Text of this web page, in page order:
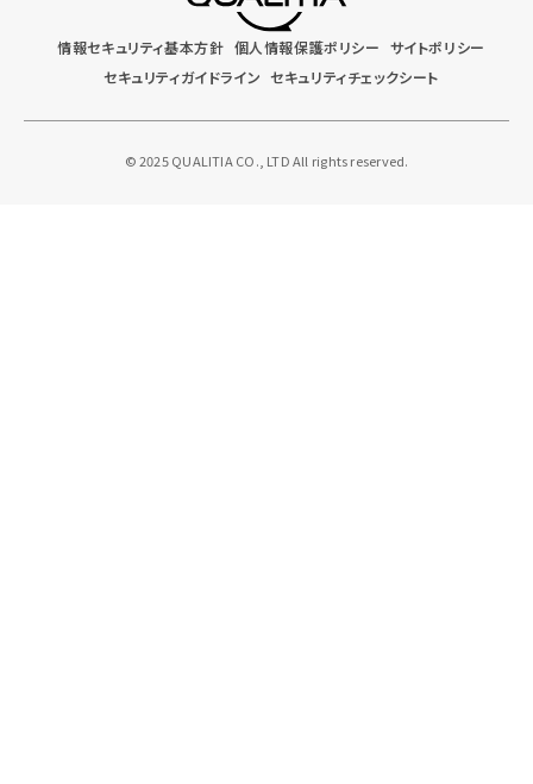
情報セキュリティ基本方針 個人情報保護ポリシー サイトポリシー
セキュリティガイドライン セキュリティチェックシート
© 2025 QUALITIA CO., LTD All rights reserved.